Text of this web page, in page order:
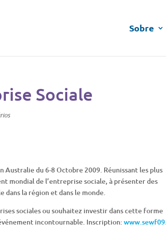
Sobre
Sociale
Australie du 6-8 Octobre 2009. Réunissant les plus
mondial de l’entreprise sociale, à présenter des
dans la région et dans le monde.
sociales ou souhaitez investir dans cette forme
incontournable. Inscription: